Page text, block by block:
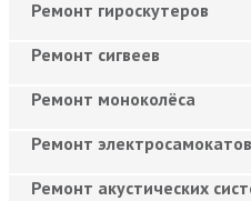
Ремонт гироскутеров
Ремонт сигвеев
Ремонт моноколёса
Ремонт электросамокатов
Ремонт акустических